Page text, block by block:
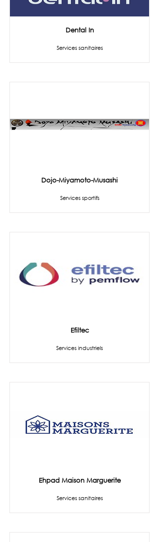
Dental In
Services sanitaires
Dojo-Miyamoto-Musashi
Services sportifs
Efiltec
Services industriels
Ehpad Maison Marguerite
Services sanitaires